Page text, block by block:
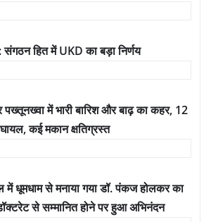
संगठन हित में UKD का बड़ा निर्णय
में भारी बारिश और बाढ़ का कहर, 12
कई मकान क्षतिग्रस्त
में धूमधाम से मनाया गया डॉ. पंकज होलकर का
से सम्मानित होने पर हुआ अभिनंदन